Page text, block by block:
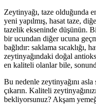
Zeytinyağı, taze olduğunda
yeni yapılmış, hasat taze,
tazelik ekseninde düşünün.
bir ucundan diğer ucuna
bağlıdır: saklama sıcaklığı,
zeytinyağındaki doğal
en kaliteli olanlar bile,
Bu nedenle zeytinyağını asla
çıkarın. Kaliteli
bekliyorsunuz? Akşam